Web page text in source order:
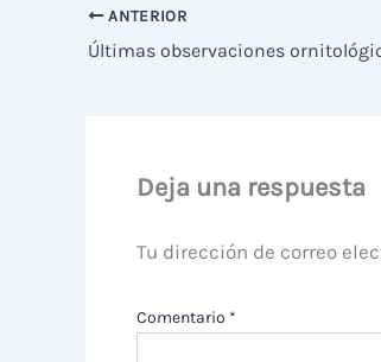
ANTERIOR
Últimas observaciones
Deja una respuesta
Tu dirección de correo
Comentario *